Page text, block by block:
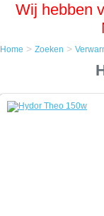
Wij hebben
Interne Verwarming
Hydor Theo 150w
Home > Zoeken >